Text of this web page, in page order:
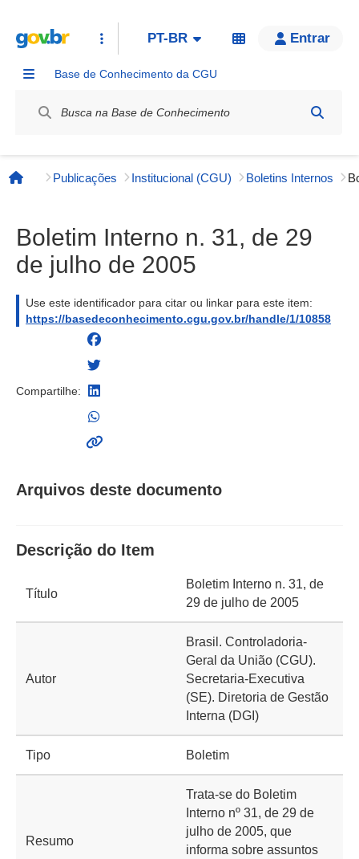
PT-BR Entrar
Base de Conhecimento da CGU
Página inicial
Publicações Institucional (CGU) Boletins Internos
Boletim Interno n. 31, de 29
de julho de 2005
Use este identificador para citar ou linkar para este item:
https://basedeconhecimento.cgu.gov.br/handle/1/10858
Compartilhe:
Arquivos deste documento
Descrição do Item
Título
Boletim Interno n. 31, de
29 de julho de 2005
Autor
Brasil. Controladoria-
Geral da União (CGU).
Secretaria-Executiva
(SE). Diretoria de Gestão
Interna (DGI)
Tipo Boletim
Resumo
Trata-se do Boletim
Interno nº 31, de 29 de
julho de 2005, que
informa sobre assuntos